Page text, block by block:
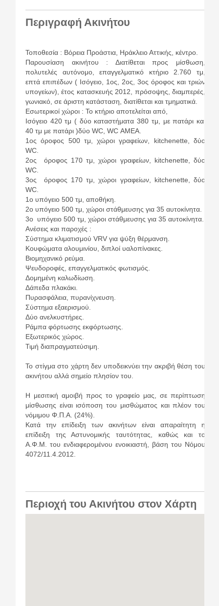
Περιγραφή Ακινήτου
Τοποθεσία : Βόρεια Προάστια, Ηράκλειο Αττικής, κέντρο.
Παρουσίαση ακινήτου : Διατίθεται προς μίσθωση,
πολυτελές αυτόνομο, επαγγελματικό κτήριο 2.760 τμ,
επτά επιπέδων ( Ισόγειο, 1ος, 2ος, 3ος όροφος και τριών
υπογείων), έτος κατασκευής 2012, πρόσοψης, διαμπερές,
γωνιακό, σε άριστη κατάσταση, διατίθεται και τμηματικά.
Εσωτερικοί χώροι : Το κτήριο αποτελείται από,
Ισόγειο 420 τμ ( δύο καταστήματα 380 τμ, με πατάρι και
40 τμ με πατάρι )δύο WC, WC ΑΜΕΑ.
1ος όροφος 500 τμ, χώροι γραφείων, kitchenette, δύο
WC.
2ος όροφος 170 τμ, χώροι γραφείων, kitchenette, δύο
WC.
3ος όροφος 170 τμ, χώροι γραφείων, kitchenette, δύο
WC.
1ο υπόγειο 500 τμ, αποθήκη.
2ο υπόγειο 500 τμ, χώροι στάθμευσης για 35 αυτοκίνητα.
3ο υπόγειο 500 τμ, χώροι στάθμευσης για 35 αυτοκίνητα.
Ανέσεις και παροχές :
Σύστημα κλιματισμού VRV για ψύξη θέρμανση.
Κουφώματα αλουμινίου, διπλοί υαλοπίνακες.
Βιομηχανικό ρεύμα.
Ψευδοροφές, επαγγελματικός φωτισμός.
Δομημένη καλωδίωση.
Δάπεδα πλακάκι.
Πυρασφάλεια, πυρανίχνευση.
Σύστημα εξαερισμού.
Δύο ανελκυστήρες.
Ράμπα φόρτωσης εκφόρτωσης.
Εξωτερικός χώρος.
Τιμή διαπραγματεύσιμη.
Το στίγμα στο χάρτη δεν υποδεικνύει την ακριβή θέση του
ακινήτου αλλά σημείο πλησίον του.
Η μεσιτική αμοιβή προς το γραφείο μας, σε περίπτωση
μίσθωσης είναι ισόποση του μισθώματος και πλέον του
νόμιμου Φ.Π.Α. (24%).
Κατά την επίδειξη των ακινήτων είναι απαραίτητη η
επίδειξη της Αστυνομικής ταυτότητας, καθώς και το
Α.Φ.Μ. του ενδιαφερομένου ενοικιαστή, βάση του Νόμου
4072/11.4.2012.
Περιοχή του Ακινήτου στον Χάρτη